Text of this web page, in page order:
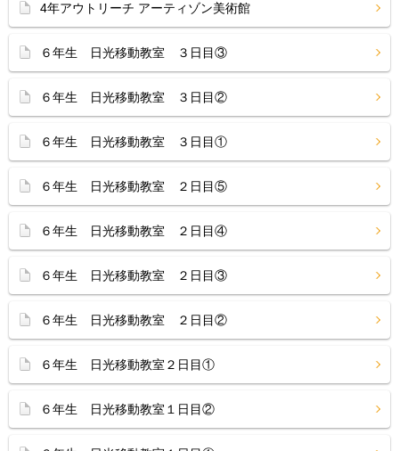
4年アウトリーチ アーティゾン美術館
６年生 日光移動教室 ３日目③
６年生 日光移動教室 ３日目②
６年生 日光移動教室 ３日目①
６年生 日光移動教室 ２日目⑤
６年生 日光移動教室 ２日目④
６年生 日光移動教室 ２日目③
６年生 日光移動教室 ２日目②
６年生 日光移動教室２日目①
６年生 日光移動教室１日目②